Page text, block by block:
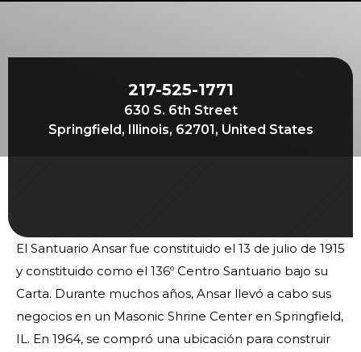
Experimenta la Hermandad
Tu impacto
Educación
Contáctenos
217-525-1771
630 S. 6th Street
Springfield, Illinois, 62701, United States
El Santuario Ansar fue constituido el 13 de julio de 1915
y constituido como el 136º Centro Santuario bajo su
Carta. Durante muchos años, Ansar llevó a cabo sus
negocios en un Masonic Shrine Center en Springfield,
IL. En 1964, se compró una ubicación para construir